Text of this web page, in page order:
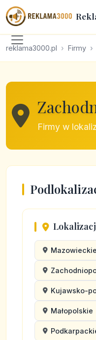
reklama3000.pl Firmy
Firmy w
Mazowieckie
Kujawsko-
Małopolskie